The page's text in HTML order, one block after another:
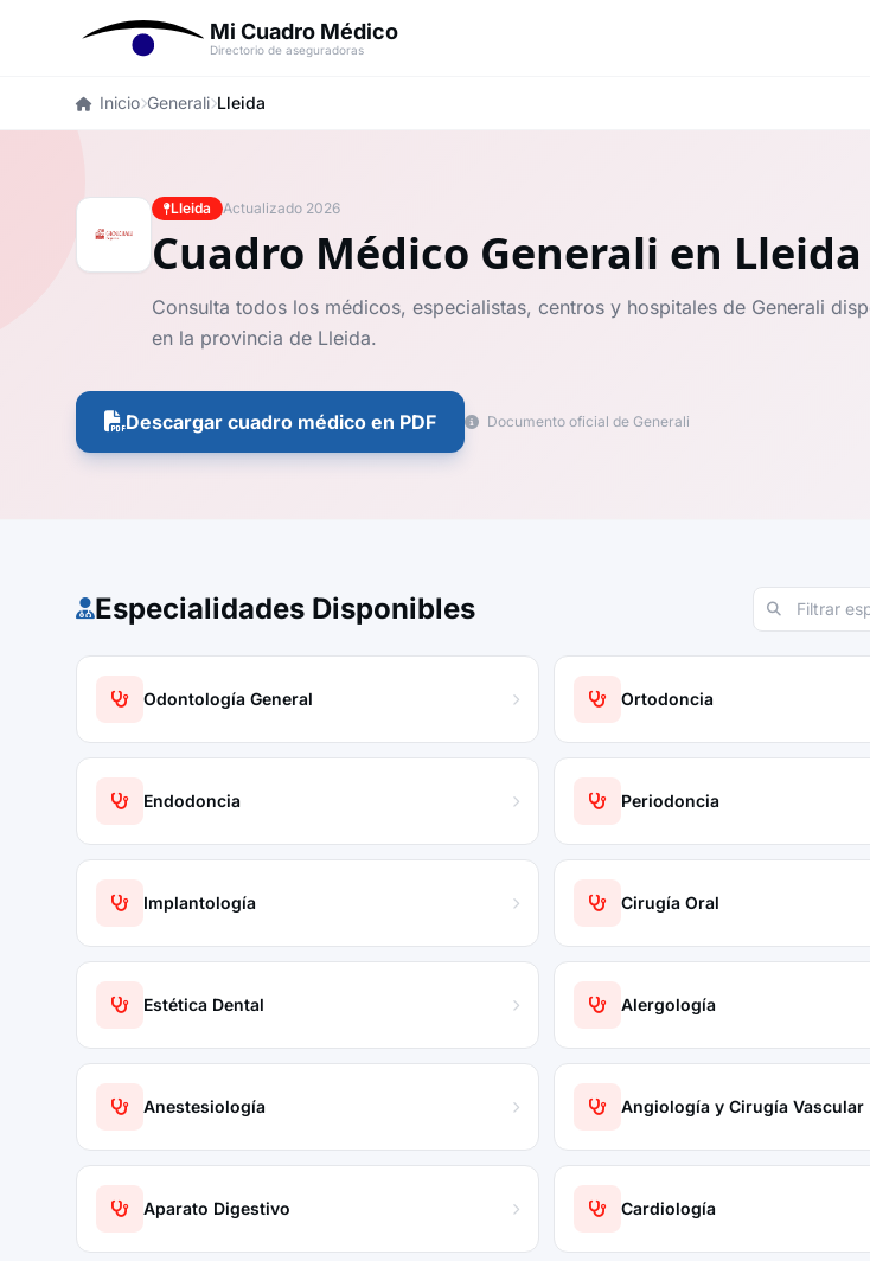
Mi Cuadro Médico
Directorio de aseguradoras
Inicio Generali Lleida
Lleida Actualizado 2026
Cuadro Médico Generali en Lleida
Consulta todos los médicos, especialistas, centros y hospitales de Generali
en la provincia de Lleida.
Descargar cuadro médico en PDF Documento oficial de Generali
Especialidades Disponibles
Odontología General Ortodoncia
Endodoncia Periodoncia
Implantología Cirugía Oral
Estética Dental Alergología
Anestesiología Angiología y Cirugía Vascular
Aparato Digestivo Cardiología